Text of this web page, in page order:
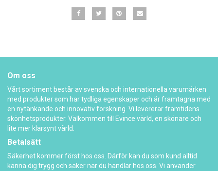
Om oss
Vårt sortiment består av svenska och internationella varumärken
med produkter som har tydliga egenskaper och är framtagna med
en nytänkande och innovativ forskning. Vi levererar framtidens
skönhetsprodukter. Välkommen till Evince värld, en skönare och
lite mer klarsynt värld.
Betalsätt
Säkerhet kommer först hos oss. Därför kan du som kund alltid
känna dig trygg och säker när du handlar hos oss. Vi använder